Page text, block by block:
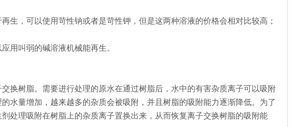
生，可以使用苛性钠或者是苛性钾，但是这两种溶液的价格会相对比较高；
用叫弱的碱溶液机械能再生。
换树脂。需要进行处理的原水在通过树脂后，水中的有害杂质离子可以吸附
水量增加，越来越多的杂质会被吸附，并且树脂的吸附能力逐渐降低。为了
处理吸附在树脂上的杂质离子置换出来，从而恢复离子交换树脂的吸附能